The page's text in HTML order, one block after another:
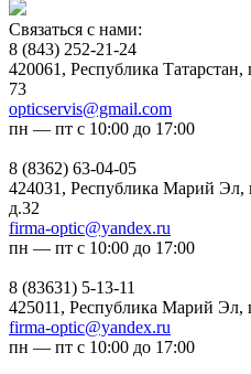
Связаться с нами:
8 (843) 252-21-24
420061, Республика Татарстан,
73
opticservis@gmail.com
пн — пт с 10:00 до 17:00
8 (8362) 63-04-05
424031, Республика Марий Эл,
д.32
firma-optic@yandex.ru
пн — пт с 10:00 до 17:00
8 (83631) 5-13-11
425011, Республика Марий Эл,
firma-optic@yandex.ru
пн — пт с 10:00 до 17:00